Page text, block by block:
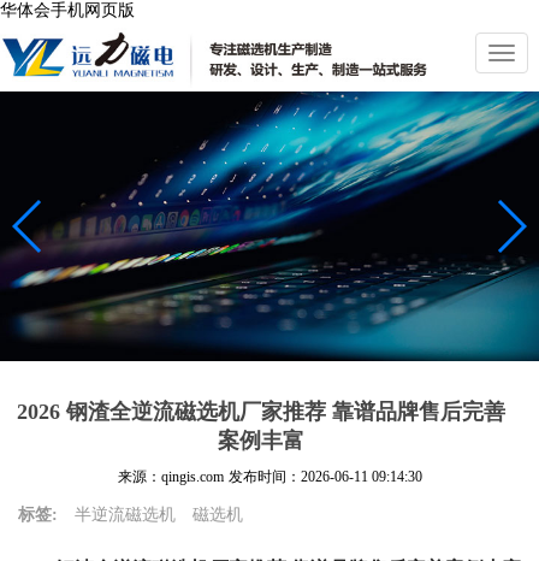
华体会手机网页版
切
换
导
航
2026 钢渣全逆流磁选机厂家推荐 靠谱品牌售后完善
案例丰富
来源：qingis.com 发布时间： 2026-06-11 09:14:30
标签: 半逆流磁选机 磁选机